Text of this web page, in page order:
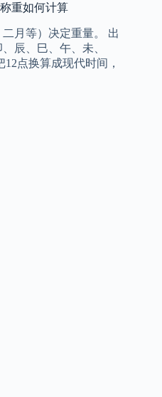
重如何计算
月等）决定重量。 出
辰、巳、午、未、
点换算成现代时间，